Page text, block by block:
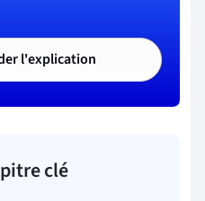
l'explication
clé